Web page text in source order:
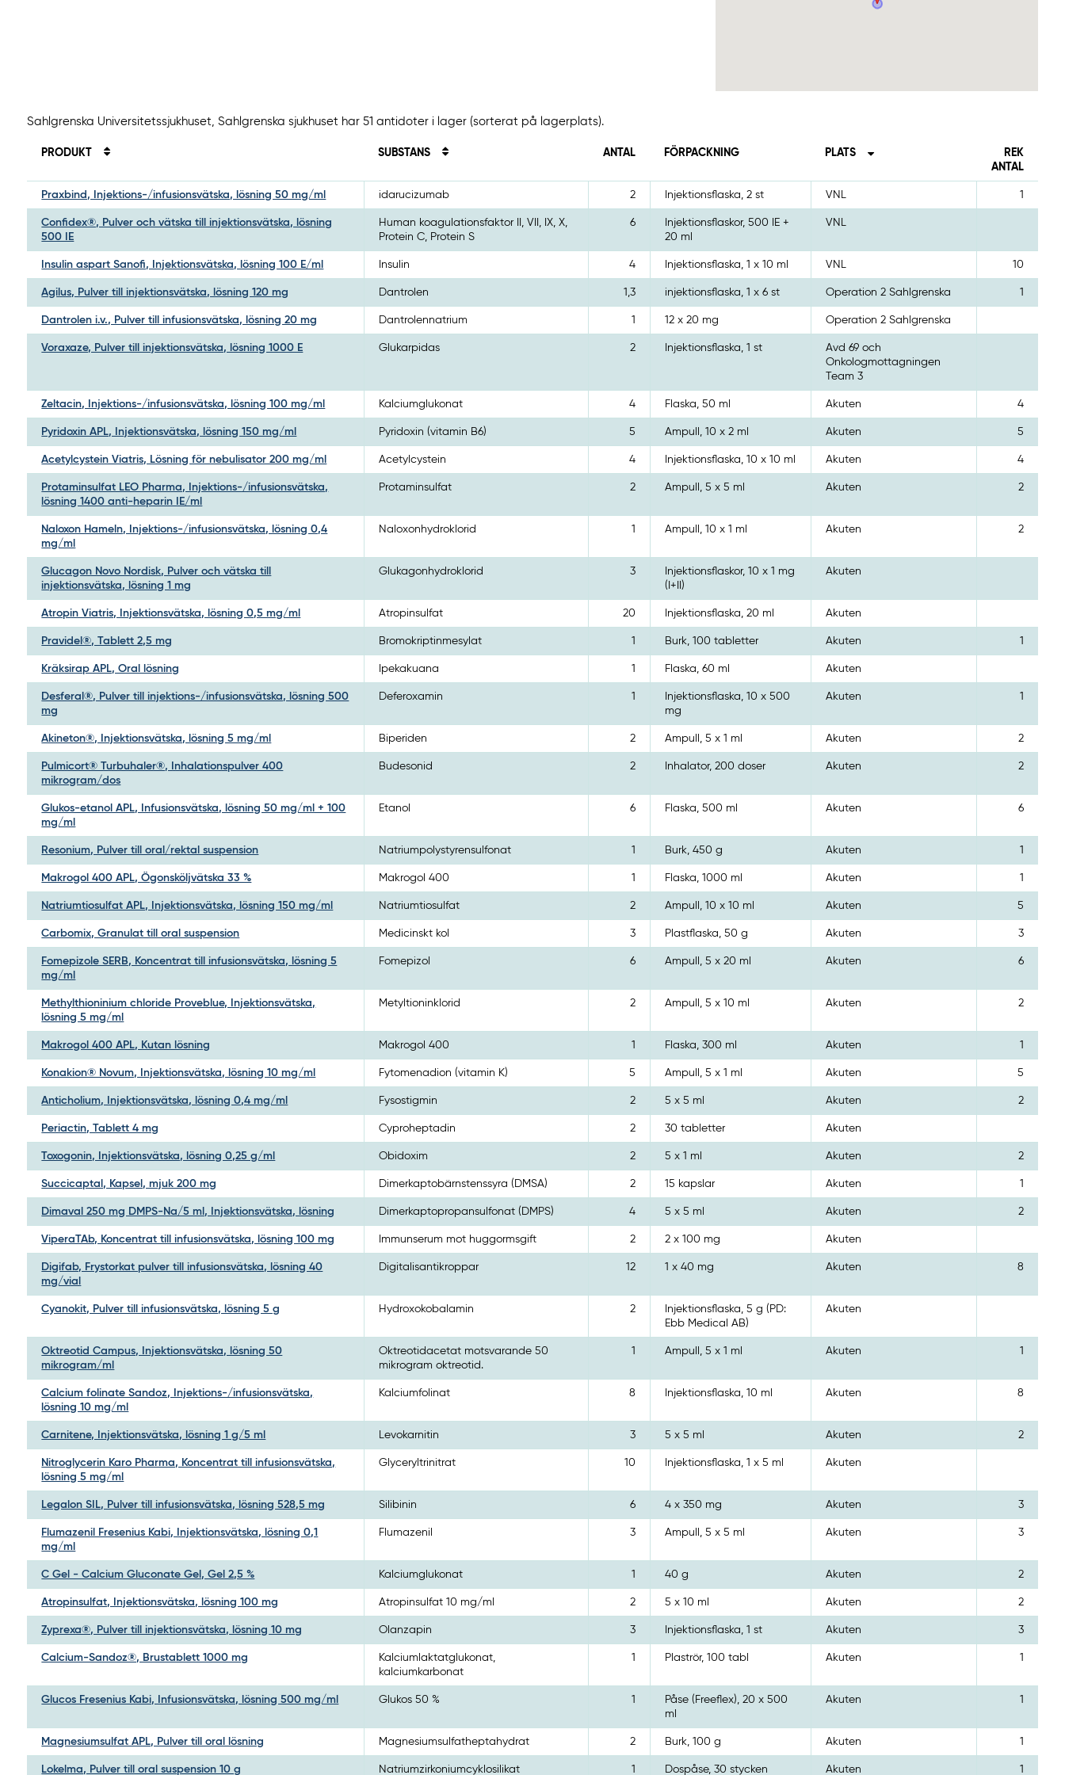
Sahlgrenska Universitetssjukhuset, Sahlgrenska sjukhuset har 51 antidoter i lager (sorterat på lagerplats).
PRODUKT SUBSTANS ANTAL FÖRPACKNING PLATS
REK
ANTAL
Praxbind, Injektions-/infusionsvätska, lösning 50 mg/ml idarucizumab 2 Injektionsflaska, 2 st VNL 1
Confidex®, Pulver och vätska till injektionsvätska, lösning
500 IE
Human koagulationsfaktor II, VII, IX, X,
Protein C, Protein S
6
Injektionsflaskor, 500 IE +
20 ml
VNL
Insulin aspart Sanofi, Injektionsvätska, lösning 100 E/ml Insulin 4 Injektionsflaska, 1 x 10 ml VNL 10
Agilus, Pulver till injektionsvätska, lösning 120 mg Dantrolen 1,3 injektionsflaska, 1 x 6 st Operation 2 Sahlgrenska 1
Dantrolen i.v., Pulver till infusionsvätska, lösning 20 mg Dantrolennatrium 1 12 x 20 mg Operation 2 Sahlgrenska
Voraxaze, Pulver till injektionsvätska, lösning 1000 E Glukarpidas 2 Injektionsflaska, 1 st
Avd 69 och
Onkologmottagningen
Team 3
Zeltacin, Injektions-/infusionsvätska, lösning 100 mg/ml Kalciumglukonat 4 Flaska, 50 ml Akuten 4
Pyridoxin APL, Injektionsvätska, lösning 150 mg/ml Pyridoxin (vitamin B6) 5 Ampull, 10 x 2 ml Akuten 5
Acetylcystein Viatris, Lösning för nebulisator 200 mg/ml Acetylcystein 4 Injektionsflaska, 10 x 10 ml Akuten 4
Protaminsulfat LEO Pharma, Injektions-/infusionsvätska,
lösning 1400 anti-heparin IE/ml
Protaminsulfat 2 Ampull, 5 x 5 ml Akuten 2
Naloxon Hameln, Injektions-/infusionsvätska, lösning 0,4
mg/ml
Naloxonhydroklorid 1 Ampull, 10 x 1 ml Akuten 2
Glucagon Novo Nordisk, Pulver och vätska till
injektionsvätska, lösning 1 mg
Glukagonhydroklorid 3
Injektionsflaskor, 10 x 1 mg
(I+II)
Akuten
Atropin Viatris, Injektionsvätska, lösning 0,5 mg/ml Atropinsulfat 20 Injektionsflaska, 20 ml Akuten
Pravidel®, Tablett 2,5 mg Bromokriptinmesylat 1 Burk, 100 tabletter Akuten 1
Kräksirap APL, Oral lösning Ipekakuana 1 Flaska, 60 ml Akuten
Desferal®, Pulver till injektions-/infusionsvätska, lösning 500
mg
Deferoxamin 1
Injektionsflaska, 10 x 500
mg
Akuten 1
Akineton®, Injektionsvätska, lösning 5 mg/ml Biperiden 2 Ampull, 5 x 1 ml Akuten 2
Pulmicort® Turbuhaler®, Inhalationspulver 400
mikrogram/dos
Budesonid 2 Inhalator, 200 doser Akuten 2
Glukos-etanol APL, Infusionsvätska, lösning 50 mg/ml + 100
mg/ml
Etanol 6 Flaska, 500 ml Akuten 6
Resonium, Pulver till oral/rektal suspension Natriumpolystyrensulfonat 1 Burk, 450 g Akuten 1
Makrogol 400 APL, Ögonsköljvätska 33 % Makrogol 400 1 Flaska, 1000 ml Akuten 1
Natriumtiosulfat APL, Injektionsvätska, lösning 150 mg/ml Natriumtiosulfat 2 Ampull, 10 x 10 ml Akuten 5
Carbomix, Granulat till oral suspension Medicinskt kol 3 Plastflaska, 50 g Akuten 3
Fomepizole SERB, Koncentrat till infusionsvätska, lösning 5
mg/ml
Fomepizol 6 Ampull, 5 x 20 ml Akuten 6
Methylthioninium chloride Proveblue, Injektionsvätska,
lösning 5 mg/ml
Metyltioninklorid 2 Ampull, 5 x 10 ml Akuten 2
Makrogol 400 APL, Kutan lösning Makrogol 400 1 Flaska, 300 ml Akuten 1
Konakion® Novum, Injektionsvätska, lösning 10 mg/ml Fytomenadion (vitamin K) 5 Ampull, 5 x 1 ml Akuten 5
Anticholium, Injektionsvätska, lösning 0,4 mg/ml Fysostigmin 2 5 x 5 ml Akuten 2
Periactin, Tablett 4 mg Cyproheptadin 2 30 tabletter Akuten
Toxogonin, Injektionsvätska, lösning 0,25 g/ml Obidoxim 2 5 x 1 ml Akuten 2
Succicaptal, Kapsel, mjuk 200 mg Dimerkaptobärnstenssyra (DMSA) 2 15 kapslar Akuten 1
Dimaval 250 mg DMPS-Na/5 ml, Injektionsvätska, lösning Dimerkaptopropansulfonat (DMPS) 4 5 x 5 ml Akuten 2
ViperaTAb, Koncentrat till infusionsvätska, lösning 100 mg Immunserum mot huggormsgift 2 2 x 100 mg Akuten
Digifab, Frystorkat pulver till infusionsvätska, lösning 40
mg/vial
Digitalisantikroppar 12 1 x 40 mg Akuten 8
Cyanokit, Pulver till infusionsvätska, lösning 5 g Hydroxokobalamin 2
Injektionsflaska, 5 g (PD:
Ebb Medical AB)
Akuten
Oktreotid Campus, Injektionsvätska, lösning 50
mikrogram/ml
Oktreotidacetat motsvarande 50
mikrogram oktreotid.
1 Ampull, 5 x 1 ml Akuten 1
Calcium folinate Sandoz, Injektions-/infusionsvätska,
lösning 10 mg/ml
Kalciumfolinat 8 Injektionsflaska, 10 ml Akuten 8
Carnitene, Injektionsvätska, lösning 1 g/5 ml Levokarnitin 3 5 x 5 ml Akuten 2
Nitroglycerin Karo Pharma, Koncentrat till infusionsvätska,
lösning 5 mg/ml
Glyceryltrinitrat 10 Injektionsflaska, 1 x 5 ml Akuten
Legalon SIL, Pulver till infusionsvätska, lösning 528,5 mg Silibinin 6 4 x 350 mg Akuten 3
Flumazenil Fresenius Kabi, Injektionsvätska, lösning 0,1
mg/ml
Flumazenil 3 Ampull, 5 x 5 ml Akuten 3
C Gel - Calcium Gluconate Gel, Gel 2,5 % Kalciumglukonat 1 40 g Akuten 2
Atropinsulfat, Injektionsvätska, lösning 100 mg Atropinsulfat 10 mg/ml 2 5 x 10 ml Akuten 2
Zyprexa®, Pulver till injektionsvätska, lösning 10 mg Olanzapin 3 Injektionsflaska, 1 st Akuten 3
Calcium-Sandoz®, Brustablett 1000 mg
Kalciumlaktatglukonat,
kalciumkarbonat
1 Plaströr, 100 tabl Akuten 1
Glucos Fresenius Kabi, Infusionsvätska, lösning 500 mg/ml Glukos 50 % 1
Påse (Freeflex), 20 x 500
ml
Akuten 1
Magnesiumsulfat APL, Pulver till oral lösning Magnesiumsulfatheptahydrat 2 Burk, 100 g Akuten 1
Lokelma, Pulver till oral suspension 10 g Natriumzirkoniumcyklosilikat 1 Dospåse, 30 stycken Akuten 1